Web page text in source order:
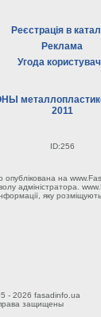
Реєстрація в
Реклама
Угода
2011
ID:256
опублікована на
адміністратора.
яку
- 2026 fasadinfo.ua
защищены